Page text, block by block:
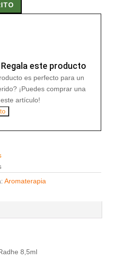
Regala este producto
es perfecto para un
¡Puedes comprar una
artículo!
Aromaterapia
8,5ml